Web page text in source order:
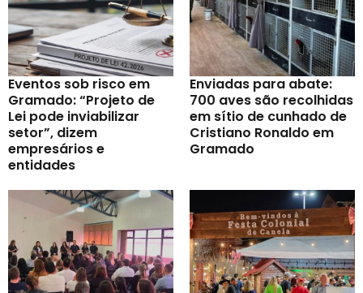
Eventos sob risco em
Gramado: “Projeto de
Lei pode inviabilizar
setor”, dizem
empresários e
entidades
Enviadas para abate:
700 aves são recolhidas
em sítio de cunhado de
Cristiano Ronaldo em
Gramado